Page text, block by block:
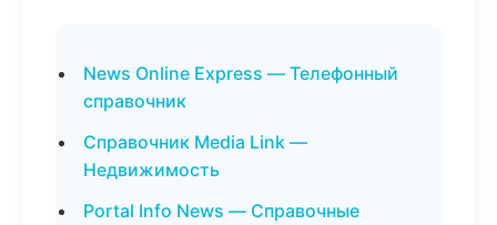
News Online Express — Телефонный
справочник
Справочник Media Link —
Недвижимость
Portal Info News — Справочные